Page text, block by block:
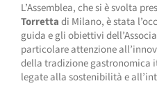
L’Assemblea, che si è svolta
Torrettadi Milano, è stata
guida e gli obiettivi
particolare attenzione
della tradizione gastronomica
legate alla sostenibilità e